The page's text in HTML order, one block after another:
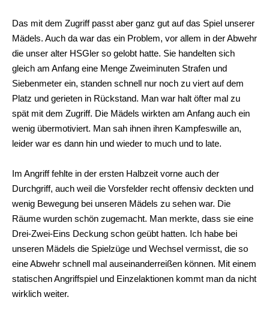
Das mit dem Zugriff passt aber ganz gut auf das Spiel unserer
Mädels. Auch da war das ein Problem, vor allem in der Abwehr
die unser alter HSGler so gelobt hatte. Sie handelten sich
gleich am Anfang eine Menge Zweiminuten Strafen und
Siebenmeter ein, standen schnell nur noch zu viert auf dem
Platz und gerieten in Rückstand. Man war halt öfter mal zu
spät mit dem Zugriff. Die Mädels wirkten am Anfang auch ein
wenig übermotiviert. Man sah ihnen ihren Kampfeswille an,
leider war es dann hin und wieder to much und to late.
Im Angriff fehlte in der ersten Halbzeit vorne auch der
Durchgriff, auch weil die Vorsfelder recht offensiv deckten und
wenig Bewegung bei unseren Mädels zu sehen war. Die
Räume wurden schön zugemacht. Man merkte, dass sie eine
Drei-Zwei-Eins Deckung schon geübt hatten. Ich habe bei
unseren Mädels die Spielzüge und Wechsel vermisst, die so
eine Abwehr schnell mal auseinanderreißen können. Mit einem
statischen Angriffspiel und Einzelaktionen kommt man da nicht
wirklich weiter.